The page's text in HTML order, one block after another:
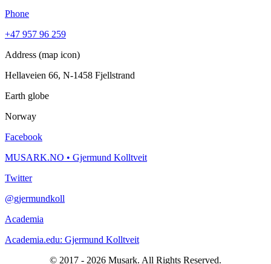
Phone
+47 957 96 259
Address (map icon)
Hellaveien 66, N-1458 Fjellstrand
Earth globe
Norway
Facebook
MUSARK.NO • Gjermund Kolltveit
Twitter
@gjermundkoll
Academia
Academia.edu: Gjermund Kolltveit
© 2017 - 2026 Musark. All Rights Reserved.